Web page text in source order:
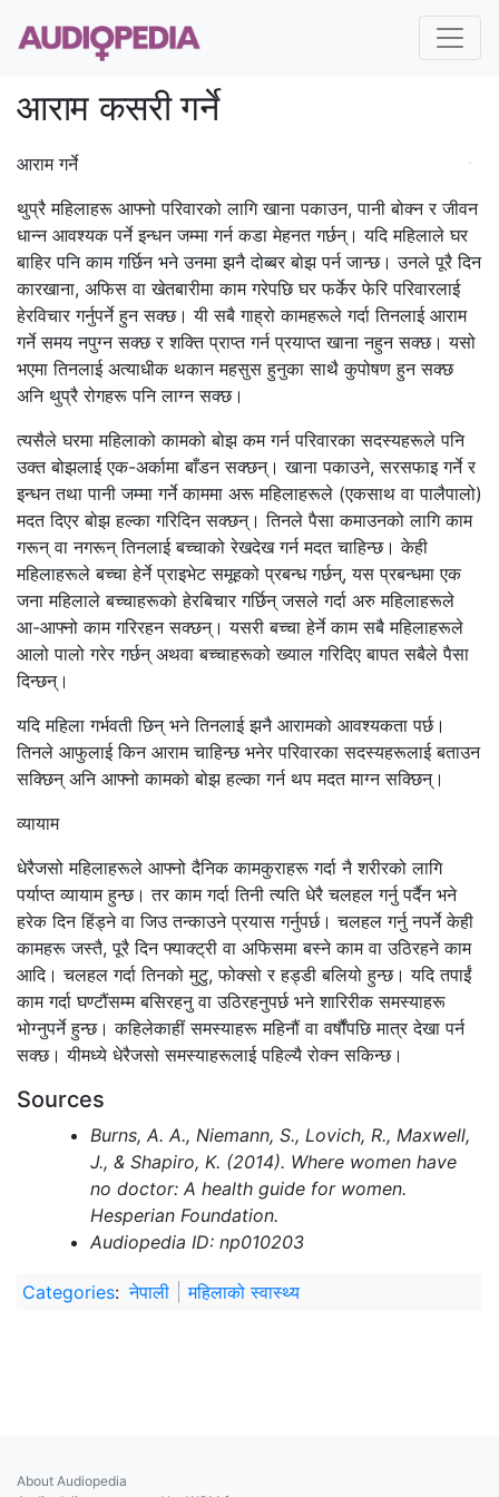
आराम कसरी गर्ने
आराम गर्ने
थुप्रै महिलाहरू आफ्नो परिवारको लागि खाना पकाउन, पानी बोक्न र जीवन
धान्‍न आवश्यक पर्ने इन्धन जम्मा गर्न कडा मेहनत गर्छन्। यदि महिलाले घर
बाहिर पनि काम गर्छिन भने उनमा झनै दोब्बर बोझ पर्न जान्छ। उनले पूरै दिन
कारखाना, अफिस वा खेतबारीमा काम गरेपछि घर फर्केर फेरि परिवारलाई
हेरविचार गर्नुपर्ने हुन सक्छ। यी सबै गाह्रो कामहरूले गर्दा तिनलाई आराम
गर्ने समय नपुग्‍न सक्छ र शक्ति प्राप्त गर्न प्रयाप्त खाना नहुन सक्छ। यसो
भएमा तिनलाई अत्याधीक थकान महसुस हुनुका साथै कुपोषण हुन सक्छ
अनि थुप्रै रोगहरू पनि लाग्‍न सक्छ।
त्यसैले घरमा महिलाको कामको बोझ कम गर्न परिवारका सदस्यहरूले पनि
उक्त बोझलाई एक-अर्कामा बाँडन सक्छन्। खाना पकाउने, सरसफाइ गर्ने र
इन्धन तथा पानी जम्मा गर्ने काममा अरू महिलाहरूले (एकसाथ वा पालैपालो)
मदत दिएर बोझ हल्का गरिदिन सक्छन्। तिनले पैसा कमाउनको लागि काम
गरून् वा नगरून् तिनलाई बच्चाको रेखदेख गर्न मदत चाहिन्छ। केही
महिलाहरूले बच्चा हेर्ने प्राइभेट समूहको प्रबन्ध गर्छन्, यस प्रबन्धमा एक
जना महिलाले बच्चाहरूको हेरबिचार गर्छिन् जसले गर्दा अरु महिलाहरूले
आ-आफ्नो काम गरिरहन सक्छन्। यसरी बच्चा हेर्ने काम सबै महिलाहरूले
आलो पालो गरेर गर्छन् अथवा बच्चाहरूको ख्याल गरिदिए बापत सबैले पैसा
दिन्छन्।
यदि महिला गर्भवती छिन् भने तिनलाई झनै आरामको आवश्यकता पर्छ।
तिनले आफुलाई किन आराम चाहिन्छ भनेर परिवारका सदस्यहरूलाई बताउन
सक्छिन् अनि आफ्नो कामको बोझ हल्का गर्न थप मदत माग्‍न सक्छिन्।
व्यायाम
धेरैजसो महिलाहरूले आफ्नो दैनिक कामकुराहरू गर्दा नै शरीरको लागि
पर्याप्त व्यायाम हुन्छ। तर काम गर्दा तिनी त्यति धेरै चलहल गर्नु पर्दैन भने
हरेक दिन हिंड्ने वा जिउ तन्काउने प्रयास गर्नुपर्छ। चलहल गर्नु नपर्ने केही
कामहरू जस्तै, पूरै दिन फ्याक्ट्री वा अफिसमा बस्‍ने काम वा उठिरहने काम
आदि। चलहल गर्दा तिनको मुटु, फोक्सो र हड्डी बलियो हुन्छ। यदि तपाईं
काम गर्दा घण्टौंसम्म बसिरहनु वा उठिरहनुपर्छ भने शारिरीक समस्याहरू
भोग्‍नुपर्ने हुन्छ। कहिलेकाहीं समस्याहरू महिनौं वा वर्षौंपछि मात्र देखा पर्न
सक्छ। यीमध्ये धेरैजसो समस्याहरूलाई पहिल्यै रोक्न सकिन्छ।
Sources
Burns, A. A., Niemann, S., Lovich, R., Maxwell,
J., & Shapiro, K. (2014). Where women have
no doctor: A health guide for women.
Hesperian Foundation.
Audiopedia ID: np010203
Categories: नेपाली महिलाको स्वास्थ्य
About Audiopedia